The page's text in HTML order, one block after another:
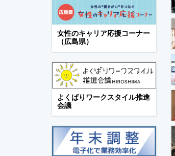
女性のキャリア応援コーナー
（広島県）
よくばりワークスタイル推進
会議